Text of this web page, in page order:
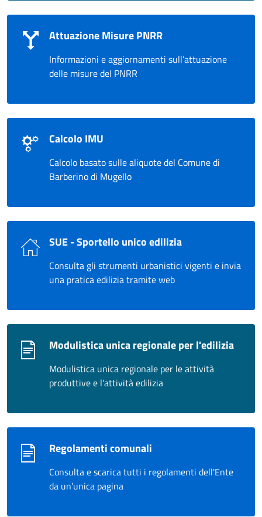
Attuazione Misure PNRR
Informazioni e aggiornamenti sull’attuazione
delle misure del PNRR
Calcolo IMU
Calcolo basato sulle aliquote del Comune di
Barberino di Mugello
SUE - Sportello unico edilizia
Consulta gli strumenti urbanistici vigenti e invia
una pratica edilizia tramite web
Modulistica unica regionale per l'edilizia
Modulistica unica regionale per le attività
produttive e l'attività edilizia
Regolamenti comunali
Consulta e scarica tutti i regolamenti dell'Ente
da un’unica pagina